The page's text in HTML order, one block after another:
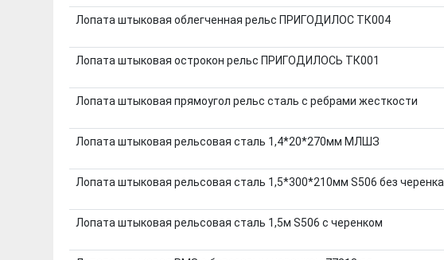
Лопата штыковая облегченная рельс ПРИГОДИЛОС ТК004
Лопата штыковая острокон рельс ПРИГОДИЛОСЬ ТК001
Лопата штыковая прямоугол рельс сталь с ребрами жесткости
Лопата штыковая рельсовая сталь 1,4*20*270мм МЛШЗ
Лопата штыковая рельсовая сталь 1,5*300*210мм S506 без черенка
Лопата штыковая рельсовая сталь 1,5м S506 с черенком